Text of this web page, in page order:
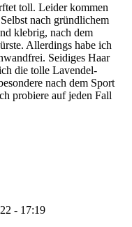
toll. Leider kommen
nach gründlichem
klebrig, nach dem
Allerdings habe ich
Seidiges Haar
die tolle Lavendel-
nach dem Sport
probiere auf jeden Fall
- 17:19